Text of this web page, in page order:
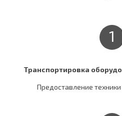
1
Транспортировка
Предоставление техники